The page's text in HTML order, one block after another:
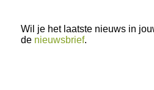
Wil je het laatste nieuws in
de nieuwsbrief.